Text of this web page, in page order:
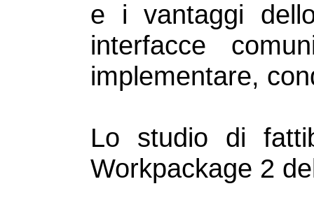
e i vantaggi
interfacce
implementare,
Lo studio di
Workpackage 2